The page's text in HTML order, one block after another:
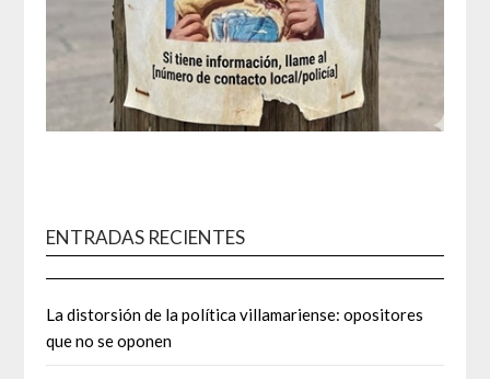
ENTRADAS RECIENTES
La distorsión de la política villamariense: opositores
que no se oponen